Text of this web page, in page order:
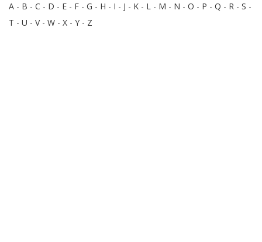
A - B - C - D - E - F - G - H - I - J - K - L - M - N - O - P - Q - R - S -
T - U - V- W - X - Y - Z